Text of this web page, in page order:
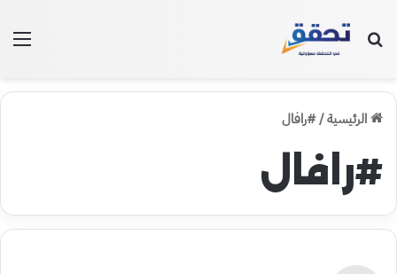
بحث عن
الرئيسية/#رافال
#رافال